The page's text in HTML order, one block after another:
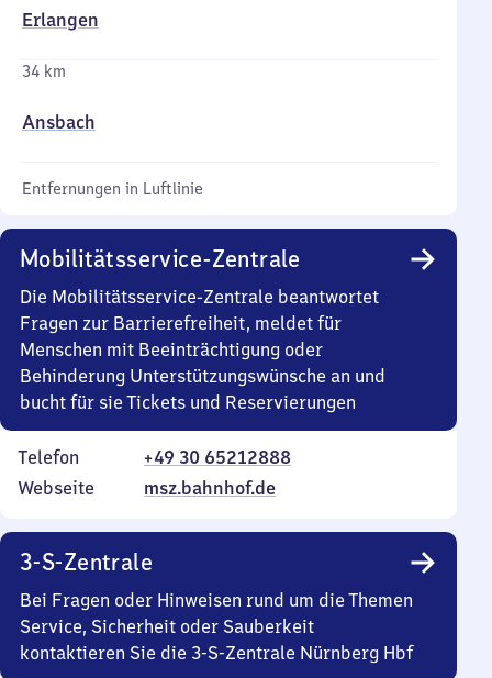
Erlangen
34 km
Ansbach
Entfernungen in Luftlinie
Mobilitätsservice-Zentrale
Die Mobilitätsservice-Zentrale beantwortet
Fragen zur Barrierefreiheit, meldet für
Menschen mit Beeinträchtigung oder
Behinderung Unterstützungswünsche an und
bucht für sie Tickets und Reservierungen
Telefon
+49 30 65212888
Webseite
msz.bahnhof.de
3-S-Zentrale
Bei Fragen oder Hinweisen rund um die Themen
Service, Sicherheit oder Sauberkeit
kontaktieren Sie die 3-S-Zentrale Nürnberg Hbf